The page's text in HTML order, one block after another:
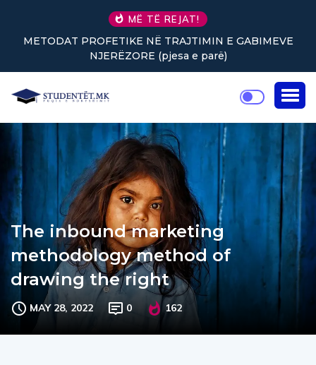
MË TË REJAT!
E GABIMEVE
Nuk keni vullnet për të punuar? Tre
rikthejnë energjinë
The inbound marketing
methodology method of
drawing the right
MAY 28, 2022 0 162